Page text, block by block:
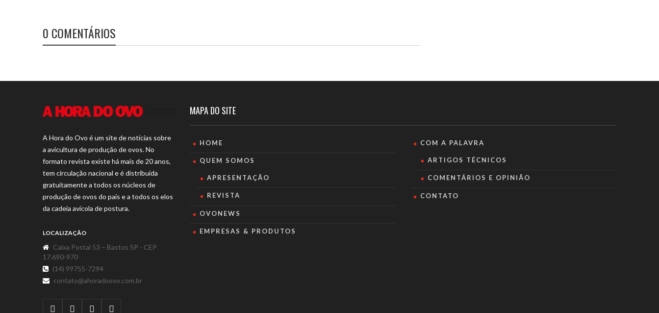
0 COMENTÁRIOS
A Hora do Ovo é um site de notícias sobre
a avicultura de produção de ovos. No
formato revista existe há mais de 20 anos,
tem circulação nacional e é distribuída
gratuitamente a todos os núcleos de
produção de ovos do país e a todos os elos
da cadeia avícola de postura.
LOCALIZAÇÃO
Caixa Postal 53 – Bastos SP - CEP
17.690-970
(14) 99755-7294
contato@ahoradoovo.com.br
MAPA DO SITE
HOME
QUEM SOMOS
APRESENTAÇÃO
REVISTA
OVONEWS
EMPRESAS & PRODUTOS
COM A PALAVRA
ARTIGOS TÉCNICOS
COMENTÁRIOS E OPINIÃO
CONTATO